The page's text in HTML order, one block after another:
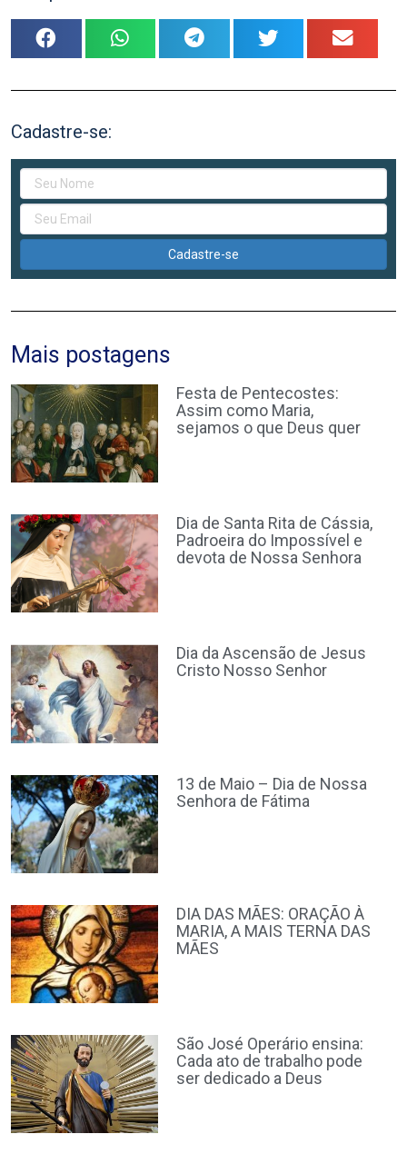
Cadastre-se:
Cadastre-se
Mais postagens
Festa de Pentecostes:
Assim como Maria,
sejamos o que Deus quer
Dia de Santa Rita de Cássia,
Padroeira do Impossível e
devota de Nossa Senhora
Dia da Ascensão de Jesus
Cristo Nosso Senhor
13 de Maio – Dia de Nossa
Senhora de Fátima
DIA DAS MÃES: ORAÇÃO À
MARIA, A MAIS TERNA DAS
MÃES
São José Operário ensina:
Cada ato de trabalho pode
ser dedicado a Deus